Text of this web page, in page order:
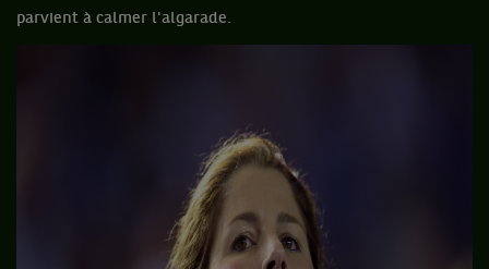
parvient à calmer l'algarade.